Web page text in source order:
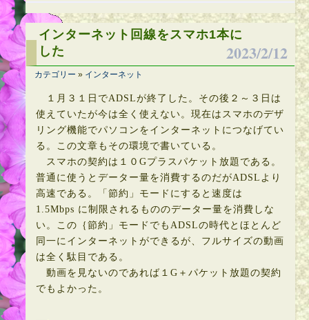
インターネット回線をスマホ1本に
した
2023/2/12
カテゴリー » インターネット
１月３１日でADSLが終了した。その後２～３日は
使えていたが今は全く使えない。現在はスマホのデザ
リング機能でパソコンをインターネットにつなげてい
る。この文章もその環境で書いている。
スマホの契約は１０Gプラスパケット放題である。
普通に使うとデーター量を消費するのだがADSLより
高速である。「節約」モードにすると速度は
1.5Mbps に制限されるもののデーター量を消費しな
い。この｛節約」モードでもADSLの時代とほとんど
同一にインターネットができるが、フルサイズの動画
は全く駄目である。
動画を見ないのであれば１G＋パケット放題の契約
でもよかった。